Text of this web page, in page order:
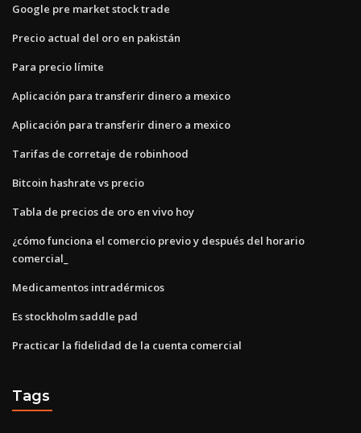
Google pre market stock trade
Precio actual del oro en pakistán
Para precio límite
Aplicación para transferir dinero a mexico
Aplicación para transferir dinero a mexico
Tarifas de corretaje de robinhood
Bitcoin hashrate vs precio
Tabla de precios de oro en vivo hoy
¿cómo funciona el comercio previo y después del horario
comercial_
Medicamentos intradérmicos
Es stockholm saddle pad
Practicar la fidelidad de la cuenta comercial
Tags